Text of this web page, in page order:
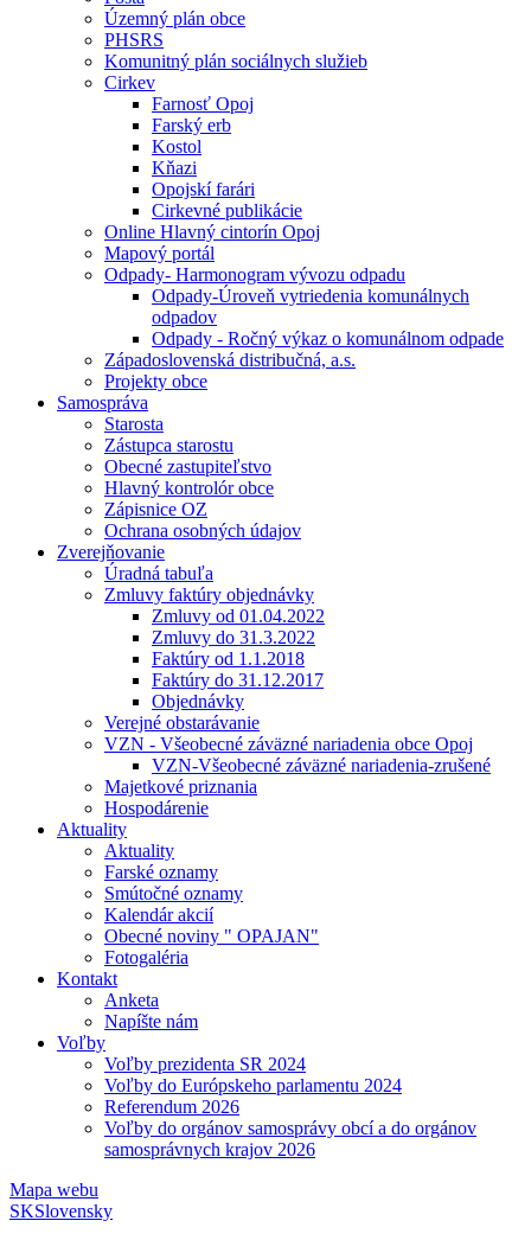
Územný plán obce
PHSRS
Komunitný plán sociálnych služieb
Cirkev
Farnosť Opoj
Farský erb
Kostol
Kňazi
Opojskí farári
Cirkevné publikácie
Online Hlavný cintorín Opoj
Mapový portál
Odpady- Harmonogram vývozu odpadu
Odpady-Úroveň vytriedenia komunálnych
odpadov
Odpady - Ročný výkaz o komunálnom odpade
Západoslovenská distribučná, a.s.
Projekty obce
Samospráva
Starosta
Zástupca starostu
Obecné zastupiteľstvo
Hlavný kontrolór obce
Zápisnice OZ
Ochrana osobných údajov
Zverejňovanie
Úradná tabuľa
Zmluvy faktúry objednávky
Zmluvy od 01.04.2022
Zmluvy do 31.3.2022
Faktúry od 1.1.2018
Faktúry do 31.12.2017
Objednávky
Verejné obstarávanie
VZN - Všeobecné záväzné nariadenia obce Opoj
VZN-Všeobecné záväzné nariadenia-zrušené
Majetkové priznania
Hospodárenie
Aktuality
Aktuality
Farské oznamy
Smútočné oznamy
Kalendár akcií
Obecné noviny " OPAJAN"
Fotogaléria
Kontakt
Anketa
Napíšte nám
Voľby
Voľby prezidenta SR 2024
Voľby do Európskeho parlamentu 2024
Referendum 2026
Voľby do orgánov samosprávy obcí a do orgánov
samosprávnych krajov 2026
Mapa webu
SKSlovensky